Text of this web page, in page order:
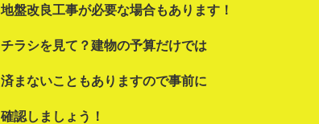
地盤改良工事が必要な場合もあります！
チラシを見て？建物の予算だけでは
済まないこともありますので事前に
確認しましょう！